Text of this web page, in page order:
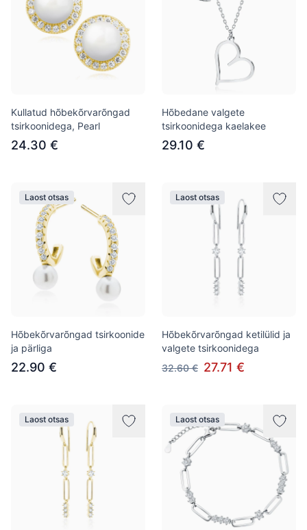
Kullatud hõbekõrvarõngad
tsirkoonidega, Pearl
24.30 €
Hõbedane valgete
tsirkoonidega kaelakee
29.10 €
Laost otsas
Hõbekõrvarõngad tsirkoonide
ja pärliga
22.90 €
Laost otsas
Hõbekõrvarõngad ketilülid ja
valgete tsirkoonidega
32.60 € 27.71 €
Laost otsas Laost otsas